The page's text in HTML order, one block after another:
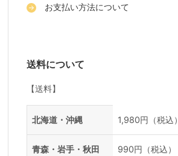
お支払い方法について
送料について
【送料】
地域 料金
北海道・沖縄 1,980円（税込）
青森・岩手・秋田
990円（税込）